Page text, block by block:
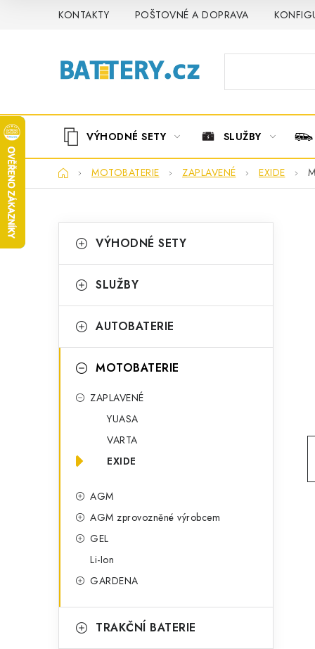
KONTAKTY POŠTOVNÉ A DOPRAVA
VÝHODNÉ SETY SLUŽBY
DomůMOTOBATERIE ZAPLAVENÉ EXIDE
o
t
r
kategorie
a
e
o
VÝHODNÉ SETY
SLUŽBY
AUTOBATERIE
MOTOBATERIE
ZAPLAVENÉ
YUASA
VARTA
EXIDE
AGM
AGM zprovozněné výrobcem
GEL
Li-Ion
GARDENA
TRAKČNÍ BATERIE